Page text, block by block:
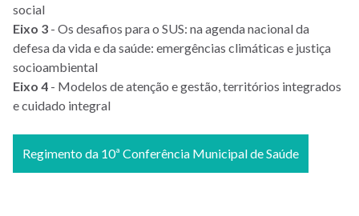
social
Eixo 3 - Os desafios para o SUS: na agenda nacional da
defesa da vida e da saúde: emergências climáticas e justiça
socioambiental
Eixo 4 - Modelos de atenção e gestão, territórios integrados
e cuidado integral
Regimento da 10ª Conferência Municipal de Saúde